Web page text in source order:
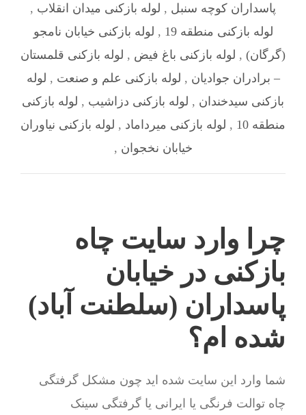
پاسداران کوچه سنبل , لوله بازکنی میدان انقلاب ,
لوله بازکنی منطقه 19
, لوله بازکنی خیابان نامجو
(گرگان) , لوله بازکنی باغ فیض , لوله بازکنی قلمستان
– برادران جوادیان , لوله بازکنی علم و صنعت , لوله
بازکنی سیدخندان , لوله بازکنی دزاشیب , لوله بازکنی
منطقه 10
, لوله بازکنی میرداماد , لوله بازکنی نیاوران
خیابان نخجوان ,
چرا وارد سایت چاه
بازکنی در خیابان
پاسداران (سلطنت آباد)
شده ام؟
شما وارد این سایت شده اید چون مشکل گرفتگی
چاه توالت فرنگی یا ایرانی یا گرفتگی سینک